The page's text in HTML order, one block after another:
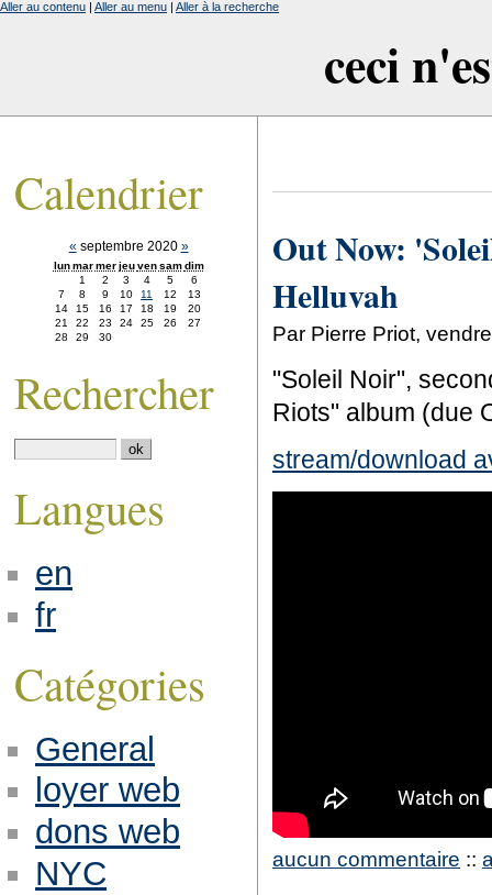
ceci
Aller au contenu | Aller au menu | Aller à la recherche
Out Now:
Helluvah
Par Pierre Priot,
"Soleil Noir",
Riots" album (due
stream/download
aucun commentaire ::
Calendrier
« septembre 2020 »
lun mar mer jeu ven sam dim
1
2 3 4 5
6
7
8 9 10 11 12
13
14
15 16 17 18 19
20
21
22 23 24 25 26
27
28
29 30
Rechercher
Langues
en
fr
Catégories
General
loyer web
dons web
NYC